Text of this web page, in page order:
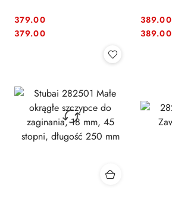
Cena:
379.00
Cena:
379.00 Cena:
389.00
Cena:
389.00